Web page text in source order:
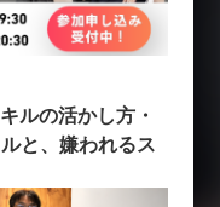
ルの活かし方・
と、嫌われるス